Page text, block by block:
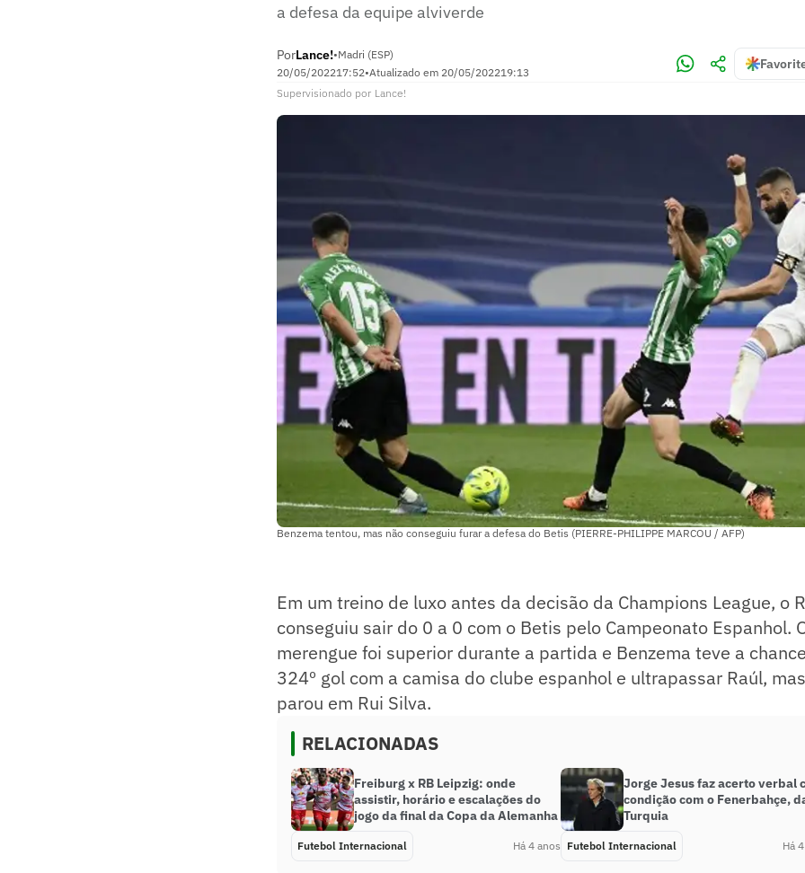
a defesa da equipe alviverde
PorLance!•Madri (ESP)
20/05/202217:52•Atualizado em 20/05/202219:13
Supervisionado por Lance!
Benzema tentou, mas não conseguiu furar a defesa do Betis (PIERRE-PHILIPPE MARCOU / AFP)
Em um treino de luxo antes da decisão da Champions League, o
conseguiu sair do 0 a 0 com o Betis pelo Campeonato Espanhol.
merengue foi superior durante a partida e Benzema teve a
324º gol com a camisa do clube espanhol e ultrapassar Raúl,
parou em Rui Silva.
RELACIONADAS
Freiburg x RB Leipzig: onde
assistir, horário e escalações do
jogo da final da Copa da Alemanha
Futebol Internacional Há 4 anos
Jorge Jesus faz acerto verbal
condição com o Fenerbahçe,
Turquia
Futebol Internacional Há